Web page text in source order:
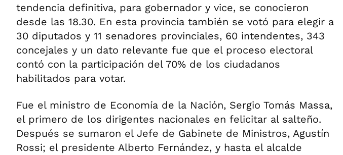
tendencia definitiva, para gobernador y vice, se conocieron
desde las 18.30. En esta provincia también se votó para elegir a
30 diputados y 11 senadores provinciales, 60 intendentes, 343
concejales y un dato relevante fue que el proceso electoral
contó con la participación del 70% de los ciudadanos
habilitados para votar.
Fue el ministro de Economía de la Nación, Sergio Tomás Massa,
el primero de los dirigentes nacionales en felicitar al salteño.
Después se sumaron el Jefe de Gabinete de Ministros, Agustín
Rossi; el presidente Alberto Fernández, y hasta el alcalde